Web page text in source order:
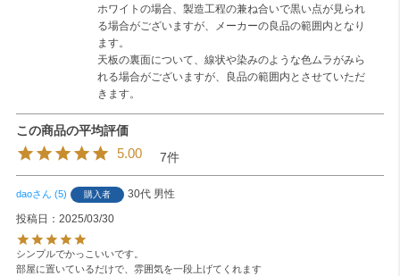
ホワイトの場合、製造工程の兼ね合いで黒い点が見られ
る場合がございますが、メーカーの良品の範囲内となり
ます。
天板の裏面について、線状や染みのような色ムラがみら
れる場合がございますが、良品の範囲内とさせていただ
きます。
5.00 7
dao 5 購入者 30代 男性
投稿日
2025/03/30
シンプルでかっこいいです。
部屋に置いているだけで、雰囲気を一段上げてくれます